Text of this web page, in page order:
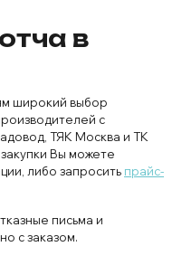
в
широкий выбор
с
ТЯК Москва и ТК
Вы можете
либо запросить прайс-
письма и
с заказом.